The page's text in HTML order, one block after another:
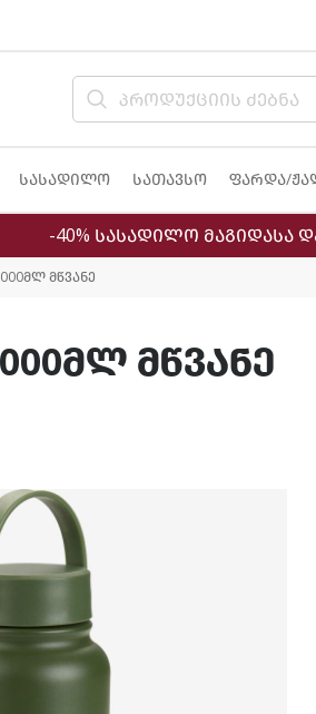
სასადილო სათავსო ფარდა/
-40% სასადილო მაგიდასა
მწვანე
მწვანე